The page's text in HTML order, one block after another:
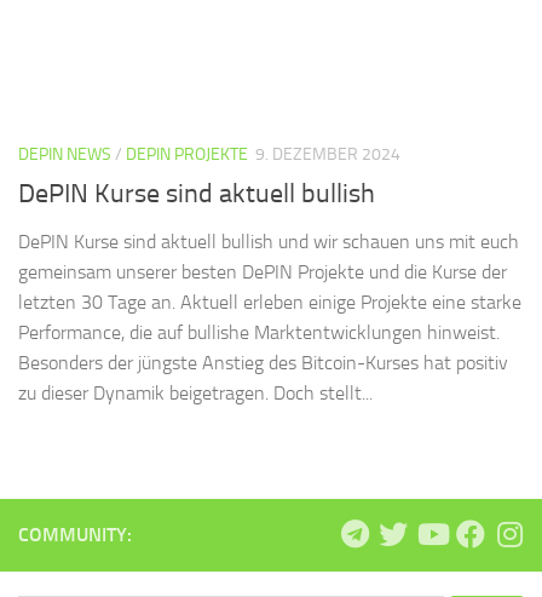
DEPIN NEWS / DEPIN PROJEKTE 9. DEZEMBER 2024
DePIN Kurse sind aktuell bullish
DePIN Kurse sind aktuell bullish und wir schauen uns mit euch
gemeinsam unserer besten DePIN Projekte und die Kurse der
letzten 30 Tage an. Aktuell erleben einige Projekte eine starke
Performance, die auf bullishe Marktentwicklungen hinweist.
Besonders der jüngste Anstieg des Bitcoin-Kurses hat positiv
zu dieser Dynamik beigetragen. Doch stellt...
COMMUNITY: